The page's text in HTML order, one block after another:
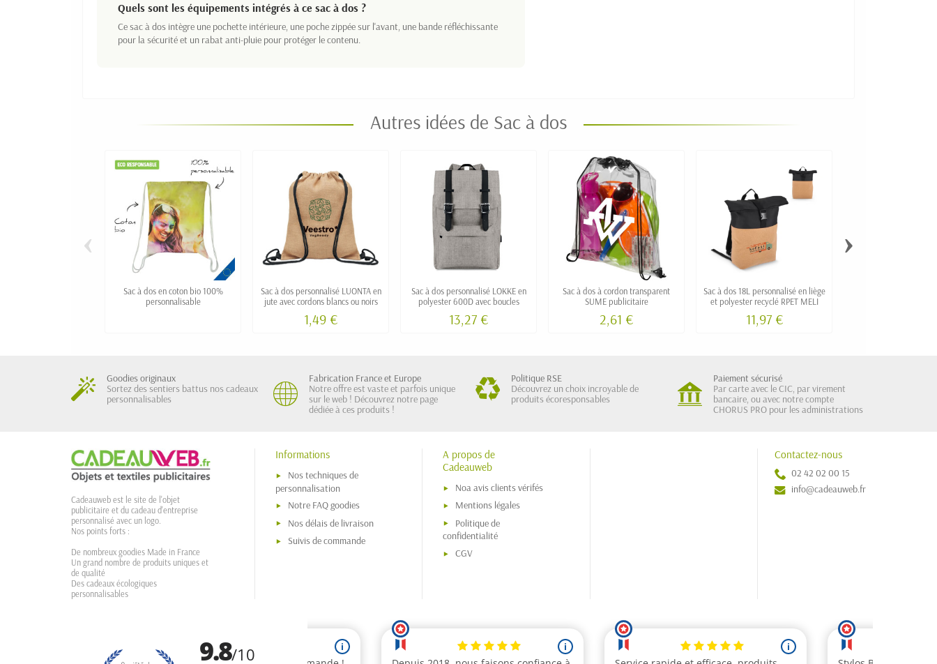
Quels sont les équipements intégrés à ce sac à dos ?
Ce sac à dos intègre une pochette intérieure, une poche zippée sur l'avant, une bande réfléchissante
pour la sécurité et un rabat anti-pluie pour protéger le contenu.
Autres idées de Sac à dos
Sac à dos en coton bio 100%
personnalisable
Sac à dos personnalisé LUONTA en
jute avec cordons blancs ou noirs
1,49 €
Sac à dos personnalisé LOKKE en
polyester 600D avec boucles
13,27 €
Sac à dos à cordon transparent
SUME publicitaire
2,61 €
Sac à dos 18L personnalisé en liège
et polyester recyclé RPET MELI
11,97 €
‹ ›
Goodies originaux
Sortez des sentiers battus nos cadeaux
personnalisables
Fabrication France et Europe
Notre offre est vaste et parfois unique
sur le web ! Découvrez notre page
dédiée à ces produits !
Politique RSE
Découvrez un choix incroyable de
produits écoresponsables
Paiement sécurisé
Par carte avec le CIC, par virement
bancaire, ou avec notre compte
CHORUS PRO pour les administrations
Cadeauweb est le site de l'objet
publicitaire et du cadeau d'entreprise
personnalisé avec un logo.
Nos points forts :
De nombreux goodies Made in France
Un grand nombre de produits uniques et
de qualité
Des cadeaux écologiques
personnalisables
Informations
Nos techniques de
personnalisation
Notre FAQ goodies
Nos délais de livraison
Suivis de commande
A propos de
Cadeauweb
Noa avis clients vérifés
Mentions légales
Politique de
confidentialité
CGV
Contactez-nous
02 42 02 00 15
info@cadeauweb.fr